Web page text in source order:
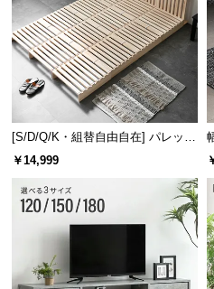
パターン1 パタ
4灯点灯モード
2灯点灯
（中央
[S/D/Q/K・組替自由自在] パレット
ベッド 8/12/16枚セット
￥14,999